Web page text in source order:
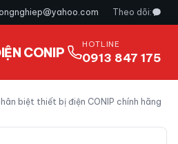
Theo dõi:
CONIP
HOTLINE
0913 847 175
biệt thiết bị điện CONIP chính hãng